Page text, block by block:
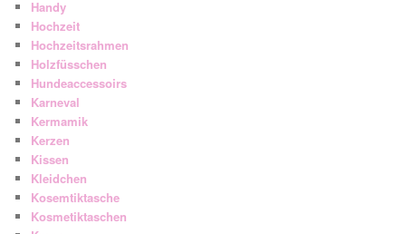
Handy
Hochzeit
Hochzeitsrahmen
Holzfüsschen
Hundeaccessoirs
Karneval
Kermamik
Kerzen
Kissen
Kleidchen
Kosemtiktasche
Kosmetiktaschen